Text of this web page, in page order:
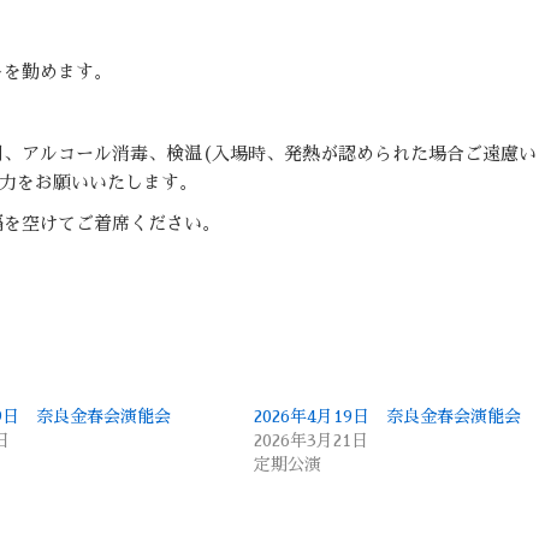
勤めます。
アルコール消毒、検温(入場時、発熱が認められた場合ご遠慮
をお願いいたします。
空けてご着席ください。
日 奈良金春会演能会
2026年4月19日 奈良金春会演能会
2026年3月21日
定期公演